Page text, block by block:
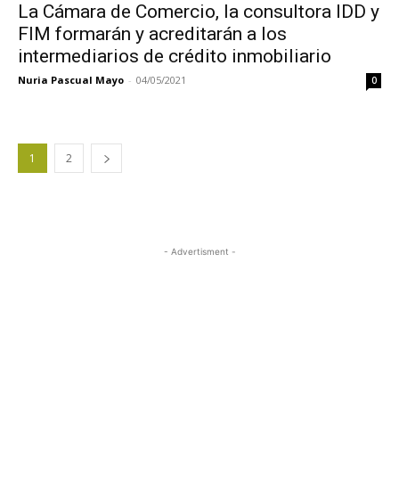
La Cámara de Comercio, la consultora IDD y
FIM formarán y acreditarán a los
intermediarios de crédito inmobiliario
Nuria Pascual Mayo - 04/05/2021 0
1 2
- Advertisment -